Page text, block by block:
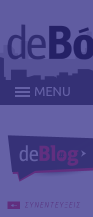
MENU
ΣΥΝΕΝΤΕΥΞΕΙΣ